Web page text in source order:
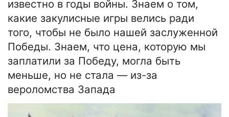
известно в годы войны. Знаем о том,
какие закулисные игры велись ради
того, чтобы не было нашей заслуженной
Победы. Знаем, что цена, которую мы
заплатили за Победу, могла быть
меньше, но не стала — из-за
вероломства Запада